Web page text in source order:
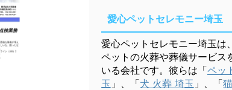
愛心ペットセレモニー埼玉
愛心ペットセレモニー埼玉は
ペットの火葬や葬儀サービス
いる会社です。彼らは「ペッ
玉 」、「犬 火葬 埼玉 」、「